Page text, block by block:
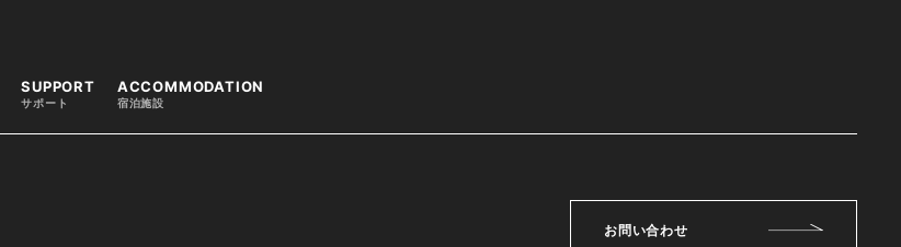
SUPPORT
サポート
ACCOMMODATION
宿泊施設
お問い合わせ